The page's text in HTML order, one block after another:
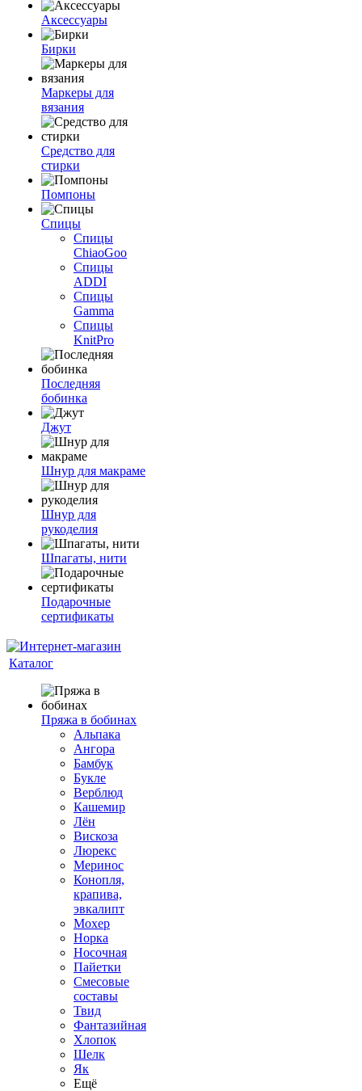
Аксессуары
Бирки
Маркеры для
вязания
Средство для
стирки
Помпоны
Спицы
Спицы
ChiaoGoo
Спицы
ADDI
Спицы
Gamma
Спицы
KnitPro
Последняя
бобинка
Джут
Шнур для макраме
Шнур для
рукоделия
Шпагаты, нити
Подарочные
сертификаты
Каталог
Пряжа в бобинах
Альпака
Ангора
Бамбук
Букле
Верблюд
Кашемир
Лён
Вискоза
Люрекс
Меринос
Конопля,
крапива,
эвкалипт
Мохер
Норка
Носочная
Пайетки
Смесовые
составы
Твид
Фантазийная
Хлопок
Шелк
Як
Ещё